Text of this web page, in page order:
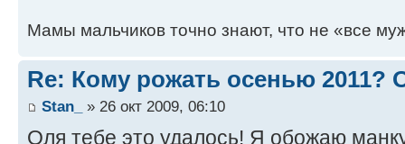
Мамы мальчиков точно знают, что не «все
Re: Кому рожать осенью 2011?
Stan_ » 26 окт 2009, 06:10
Оля тебе это удалось! Я обожаю